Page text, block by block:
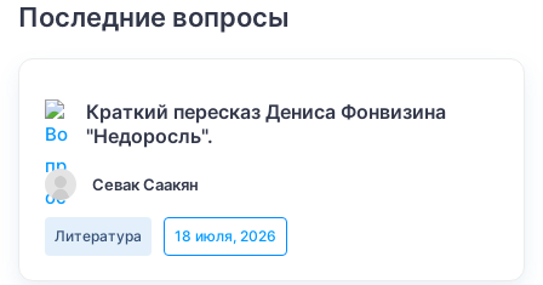
Последние вопросы
Краткий пересказ Дениса Фонвизина
"Недоросль".
Севак Саакян
Литература 18 июля, 2026